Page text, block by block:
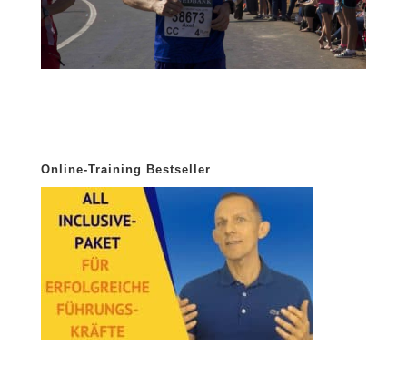
Online-Training Bestseller